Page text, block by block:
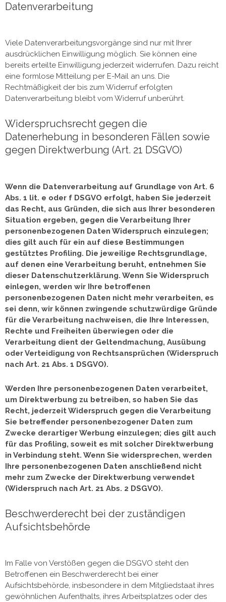
Datenverarbeitung
Viele Datenverarbeitungsvorgänge sind nur mit Ihrer
ausdrücklichen Einwilligung möglich. Sie können eine
bereits erteilte Einwilligung jederzeit widerrufen. Dazu reicht
eine formlose Mitteilung per E-Mail an uns. Die
Rechtmäßigkeit der bis zum Widerruf erfolgten
Datenverarbeitung bleibt vom Widerruf unberührt.
Widerspruchsrecht gegen die
Datenerhebung in besonderen Fällen sowie
gegen Direktwerbung (Art. 21 DSGVO)
Wenn die Datenverarbeitung auf Grundlage von Art. 6
Abs. 1 lit. e oder f DSGVO erfolgt, haben Sie jederzeit
das Recht, aus Gründen, die sich aus Ihrer besonderen
Situation ergeben, gegen die Verarbeitung Ihrer
personenbezogenen Daten Widerspruch einzulegen;
dies gilt auch für ein auf diese Bestimmungen
gestütztes Profiling. Die jeweilige Rechtsgrundlage,
auf denen eine Verarbeitung beruht, entnehmen Sie
dieser Datenschutzerklärung. Wenn Sie Widerspruch
einlegen, werden wir Ihre betroffenen
personenbezogenen Daten nicht mehr verarbeiten, es
sei denn, wir können zwingende schutzwürdige Gründe
für die Verarbeitung nachweisen, die Ihre Interessen,
Rechte und Freiheiten überwiegen oder die
Verarbeitung dient der Geltendmachung, Ausübung
oder Verteidigung von Rechtsansprüchen (Widerspruch
nach Art. 21 Abs. 1 DSGVO).
Werden Ihre personenbezogenen Daten verarbeitet,
um Direktwerbung zu betreiben, so haben Sie das
Recht, jederzeit Widerspruch gegen die Verarbeitung
Sie betreffender personenbezogener Daten zum
Zwecke derartiger Werbung einzulegen; dies gilt auch
für das Profiling, soweit es mit solcher Direktwerbung
in Verbindung steht. Wenn Sie widersprechen, werden
Ihre personenbezogenen Daten anschließend nicht
mehr zum Zwecke der Direktwerbung verwendet
(Widerspruch nach Art. 21 Abs. 2 DSGVO).
Beschwerderecht bei der zuständigen
Aufsichtsbehörde
Im Falle von Verstößen gegen die DSGVO steht den
Betroffenen ein Beschwerderecht bei einer
Aufsichtsbehörde, insbesondere in dem Mitgliedstaat ihres
gewöhnlichen Aufenthalts, ihres Arbeitsplatzes oder des